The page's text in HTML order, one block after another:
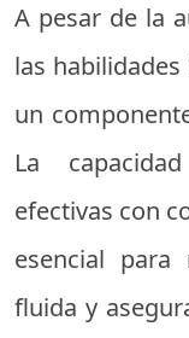
A pesar de la
las
un
La
efectivas con
esencial para
fluida y